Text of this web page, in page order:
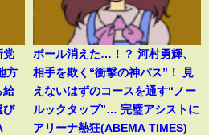
党
方
給
び
ボール消えた…！？ 河村勇輝、
相手を欺く“衝撃の神パス”！ 見
えないはずのコースを通す“ノー
ルックタップ”… 完璧アシストに
アリーナ熱狂(ABEMA TIMES)